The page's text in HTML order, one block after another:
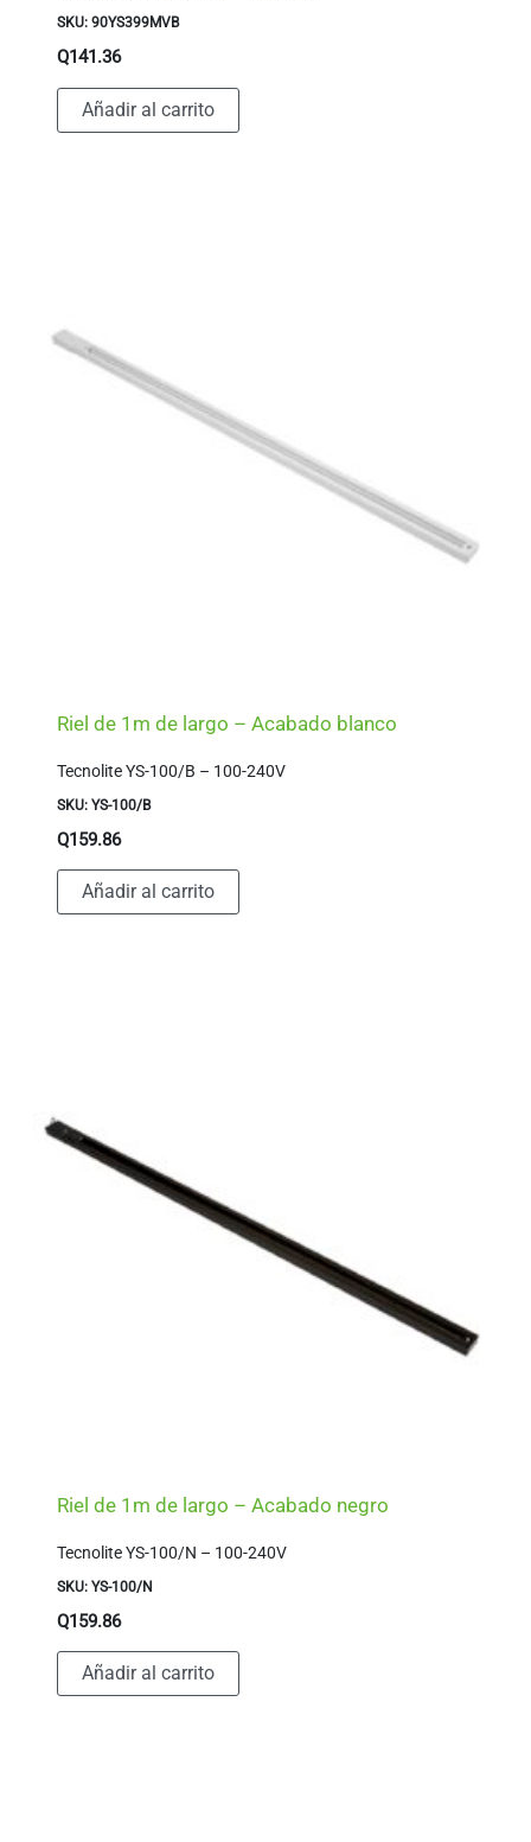
SKU: 90YS399MVB
Q141.36
Añadir al carrito
Riel de 1m de largo – Acabado blanco
Tecnolite YS-100/B – 100-240V
SKU: YS-100/B
Q159.86
Añadir al carrito
Riel de 1m de largo – Acabado negro
Tecnolite YS-100/N – 100-240V
SKU: YS-100/N
Q159.86
Añadir al carrito